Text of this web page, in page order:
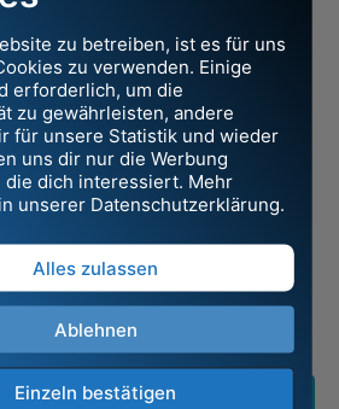
Finanzstrategie
kombiniert Sicherheit
mit Wachstum. Mein Ziel
ist es, Ihnen Lösungen
zu bieten, die nicht nur
heute schützen, sondern
Wohlstand sorgen.
ANFORDERN
zu betreiben, ist es für uns
zu verwenden. Einige
erforderlich, um die
zu gewährleisten, andere
für unsere Statistik und wieder
uns dir nur die Werbung
die dich interessiert. Mehr
unserer Datenschutzerklärung.
Alles zulassen
Ablehnen
Einzeln bestätigen